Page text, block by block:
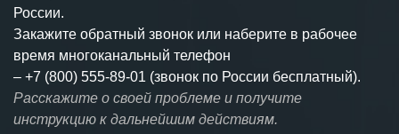
России.
Закажите обратный звонок или наберите в рабочее
время многоканальный телефон
– +7 (800) 555-89-01 (звонок по России бесплатный).
Расскажите о своей проблеме и получите
инструкцию к дальнейшим действиям.